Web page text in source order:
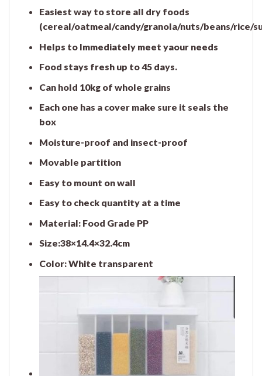
Easiest way to store all dry foods
(cereal/oatmeal/candy/granola/nuts/beans/rice/
Helps to Immediately meet yaour needs
Food stays fresh up to 45 days.
Can hold 10kg of whole grains
Each one has a cover make sure it seals the
box
Moisture-proof and insect-proof
Movable partition
Easy to mount on wall
Easy to check quantity at a time
Material: Food Grade PP
Size:38×14.4×32.4cm
Color: White transparent